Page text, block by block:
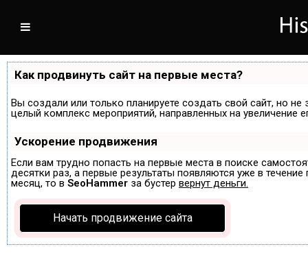
Как продвинуть сайт на первые места?
Вы создали или только планируете создать свой сайт, но
целый комплекс мероприятий, направленных на
Ускорение продвижения
Если вам трудно попасть на первые места в поиске
десятки раз, а первые результаты появляются уже в
месяц, то в SeoHammer за бустер вернут деньги.
Начать продвижение сайта